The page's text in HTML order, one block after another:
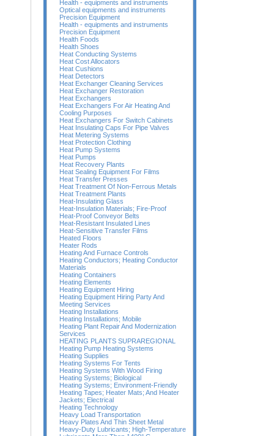
Health - equipments and instruments
Optical equipments and instruments
Precision Equipment
Health - equipments and instruments
Precision Equipment
Health Foods
Health Shoes
Heat Conducting Systems
Heat Cost Allocators
Heat Cushions
Heat Detectors
Heat Exchanger Cleaning Services
Heat Exchanger Restoration
Heat Exchangers
Heat Exchangers For Air Heating And
Cooling Purposes
Heat Exchangers For Switch Cabinets
Heat Insulating Caps For Pipe Valves
Heat Metering Systems
Heat Protection Clothing
Heat Pump Systems
Heat Pumps
Heat Recovery Plants
Heat Sealing Equipment For Films
Heat Transfer Presses
Heat Treatment Of Non-Ferrous Metals
Heat Treatment Plants
Heat-Insulating Glass
Heat-Insulation Materials; Fire-Proof
Heat-Proof Conveyor Belts
Heat-Resistant Insulated Lines
Heat-Sensitive Transfer Films
Heated Floors
Heater Rods
Heating And Furnace Controls
Heating Conductors; Heating Conductor
Materials
Heating Containers
Heating Elements
Heating Equipment Hiring
Heating Equipment Hiring Party And
Meeting Services
Heating Installations
Heating Installations; Mobile
Heating Plant Repair And Modernization
Services
HEATING PLANTS SUPRAREGIONAL
Heating Pump Heating Systems
Heating Supplies
Heating Systems For Tents
Heating Systems With Wood Firing
Heating Systems; Biological
Heating Systems; Environment-Friendly
Heating Tapes; Heater Mats; And Heater
Jackets; Electrical
Heating Technology
Heavy Load Transportation
Heavy Plates And Thin Sheet Metal
Heavy-Duty Lubricants; High-Temperature